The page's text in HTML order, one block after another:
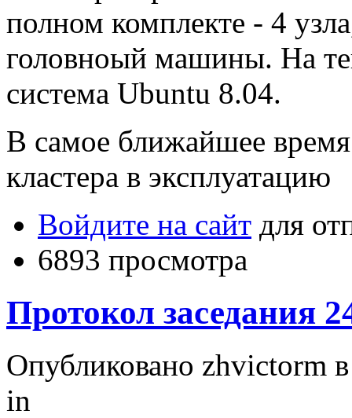
полном комплекте - 4
головноый машины. На
система Ubuntu 8.04.
В самое ближайшее время
кластера в эксплуатацию
Войдите на сайт для
6893 просмотра
Протокол заседания
Опубликовано zhvictorm
in